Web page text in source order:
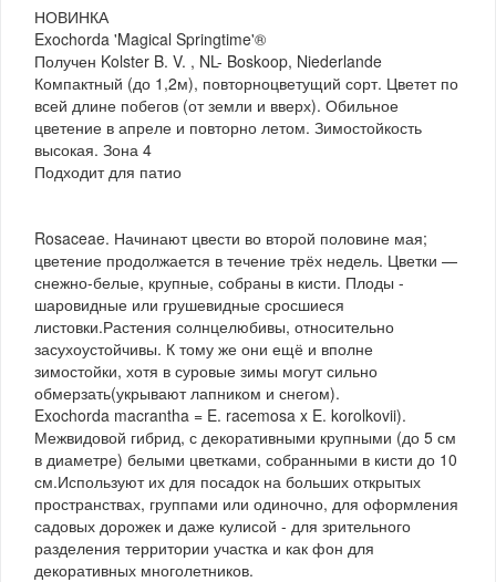
НОВИНКА
Exochorda 'Magical Springtime'®
Получен Kolster B. V. , NL- Boskoop, Niederlande
Компактный (до 1,2м), повторноцветущий сорт. Цветет по
всей длине побегов (от земли и вверх). Обильное
цветение в апреле и повторно летом. Зимостойкость
высокая. Зона 4
Подходит для патио
Rosaceae. Начинают цвести во второй половине мая;
цветение продолжается в течение трёх недель. Цветки —
снежно-белые, крупные, собраны в кисти. Плоды -
шаровидные или грушевидные сросшиеся
листовки.Растения солнцелюбивы, относительно
засухоустойчивы. К тому же они ещё и вполне
зимостойки, хотя в суровые зимы могут сильно
обмерзать(укрывают лапником и снегом).
Exochorda macrantha = E. racemosa x E. korolkovii).
Межвидовой гибрид, с декоративными крупными (до 5 см
в диаметре) белыми цветками, собранными в кисти до 10
см.Используют их для посадок на больших открытых
пространствах, группами или одиночно, для оформления
садовых дорожек и даже кулисой - для зрительного
разделения территории участка и как фон для
декоративных многолетников.